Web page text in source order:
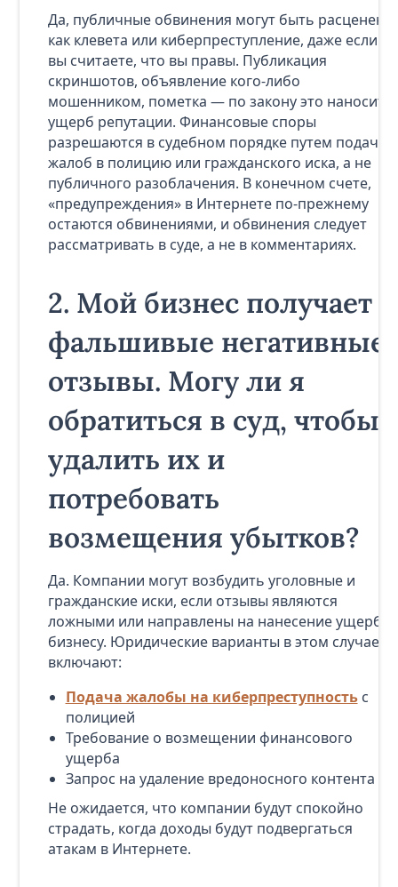
Да, публичные обвинения могут быть расценены
как клевета или киберпреступление, даже если
вы считаете, что вы правы. Публикация
скриншотов, объявление кого-либо
мошенником, пометка — по закону это наносит
ущерб репутации. Финансовые споры
разрешаются в судебном порядке путем подачи
жалоб в полицию или гражданского иска, а не
публичного разоблачения. В конечном счете,
«предупреждения» в Интернете по-прежнему
остаются обвинениями, и обвинения следует
рассматривать в суде, а не в комментариях.
2. Мой бизнес получает
фальшивые негативные
отзывы. Могу ли я
обратиться в суд, чтобы
удалить их и
потребовать
возмещения убытков?
Да. Компании могут возбудить уголовные и
гражданские иски, если отзывы являются
ложными или направлены на нанесение ущерба
бизнесу. Юридические варианты в этом случае
включают:
Подача жалобы на киберпреступностьс
полицией
Требование о возмещении финансового
ущерба
Запрос на удаление вредоносного контента
Не ожидается, что компании будут спокойно
страдать, когда доходы будут подвергаться
атакам в Интернете.